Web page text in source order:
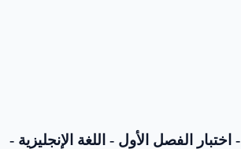
الموضوع رقم 60 - اختبار الفصل الأول - اللغة الإنجليزية -